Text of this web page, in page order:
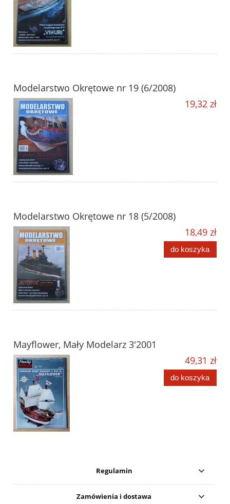
Modelarstwo Okrętowe nr 19 (6/2008)
19,32 zł
Modelarstwo Okrętowe nr 18 (5/2008)
18,49 zł
do koszyka
Mayflower, Mały Modelarz 3'2001
49,31 zł
do koszyka
Regulamin
Zamówienia i dostawa